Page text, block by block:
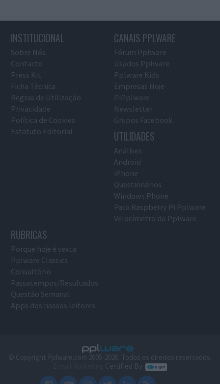
INSTITUCIONAL
Sobre Nós
Contacto
Press Kit
Ficha Técnica
Regras de Utilização
Privacidade
Política de Cookies
Estatuto Editorial
CANAIS PPLWARE
Fórum Pplware
Usados Pplware
Pplware Kids
Empresas Hoje
PiPplware
Newsletter
Grupos Facebook
UTILIDADES
Análises
Android
iPhone
Questionários
Windows Phone
Pack Raspberry Pi Pplware
Velocímetro do Pplware
RUBRICAS
Porque hoje é sexta
Pplware Classics…
Consultório
Passatempos/Resultados
Questão Semanal
Apps dos nossos leitores
© Copyright Pplware.com 2005-2026. Todos os direitos reservados.
Certified By: